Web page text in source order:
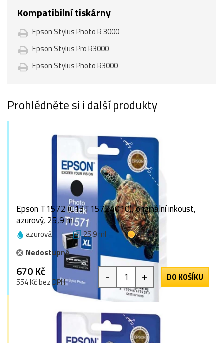
Kompatibilní tiskárny
Epson Stylus Photo R 3000
Epson Stylus Pro R3000
Epson Stylus Photo R3000
Prohlédněte si i další produkty
Epson T1572 (C13T15724010), originální inkoust,
azurový, 25,9 ml
azurová 25,9 ml
1 bod
Nedostupné
670 Kč
554 Kč bez DPH - + DO KOŠÍKU